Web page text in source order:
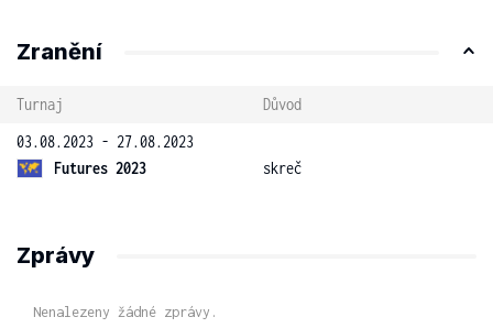
Zranění
Turnaj
Důvod
03.08.2023 - 27.08.2023
Futures 2023
skreč
Zprávy
Nenalezeny žádné zprávy.